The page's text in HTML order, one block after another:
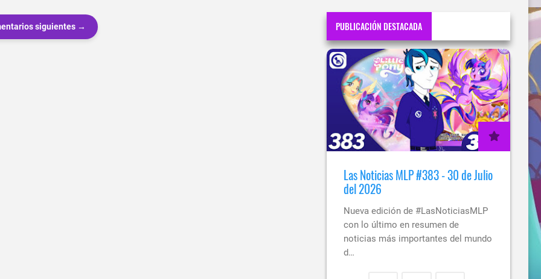
siguientes → PUBLICACIÓN DESTACADA
Las Noticias MLP #383 - 30 de Julio
del 2026
Nueva edición de #LasNoticiasMLP
con lo último en resumen de
noticias más importantes del mundo
d…